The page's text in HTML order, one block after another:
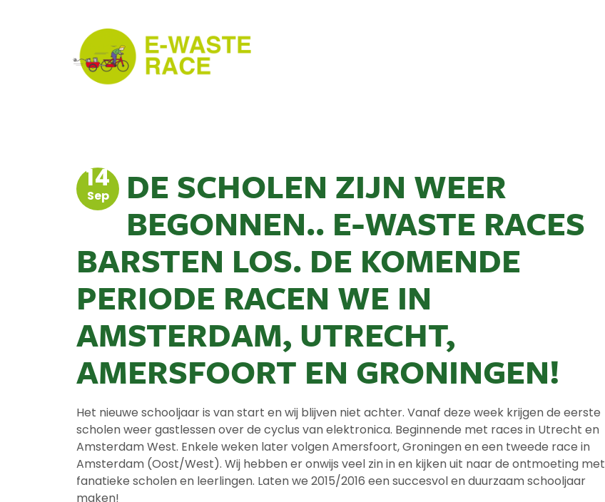
14
Sep
DE SCHOLEN ZIJN WEER
BEGONNEN.. E-WASTE RACES
BARSTEN LOS. DE KOMENDE
PERIODE RACEN WE IN
AMSTERDAM, UTRECHT,
AMERSFOORT EN GRONINGEN!
Het nieuwe schooljaar is van start en wij blijven niet achter. Vanaf deze week krijgen de eerste
scholen weer gastlessen over de cyclus van elektronica. Beginnende met races in Utrecht en
Amsterdam West. Enkele weken later volgen Amersfoort, Groningen en een tweede race in
Amsterdam (Oost/West). Wij hebben er onwijs veel zin in en kijken uit naar de ontmoeting met
fanatieke scholen en leerlingen. Laten we 2015/2016 een succesvol en duurzaam schooljaar
maken!